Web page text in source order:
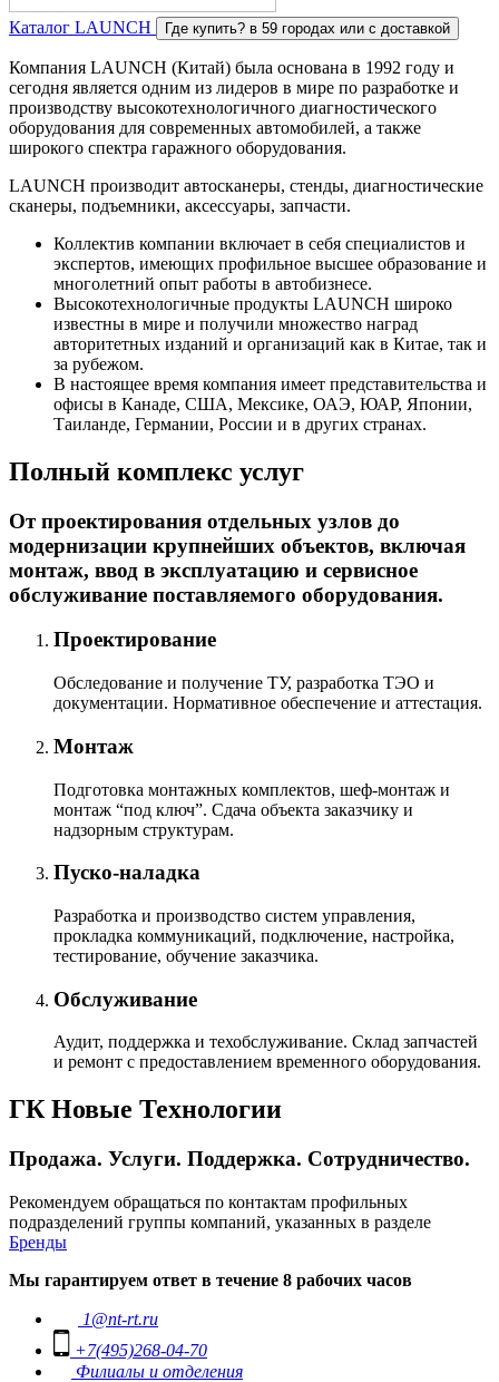
Каталог LAUNCH Где купить? в 59 городах или с доставкой
Компания LAUNCH (Китай) была основана в 1992 году и
сегодня является одним из лидеров в мире по разработке и
производству высокотехнологичного диагностического
оборудования для современных автомобилей, а также
широкого спектра гаражного оборудования.
LAUNCH производит автосканеры, стенды, диагностические
сканеры, подъемники, аксессуары, запчасти.
Коллектив компании включает в себя специалистов и
экспертов, имеющих профильное высшее образование и
многолетний опыт работы в автобизнесе.
Высокотехнологичные продукты LAUNCH широко
известны в мире и получили множество наград
авторитетных изданий и организаций как в Китае, так и
за рубежом.
В настоящее время компания имеет представительства и
офисы в Канаде, США, Мексике, ОАЭ, ЮАР, Японии,
Таиланде, Германии, России и в других странах.
Полный комплекс услуг
От проектирования отдельных узлов до
модернизации крупнейших объектов, включая
монтаж, ввод в эксплуатацию и сервисное
обслуживание поставляемого оборудования.
Проектирование
Обследование и получение ТУ, разработка ТЭО и
документации. Нормативное обеспечение и аттестация.
Монтаж
Подготовка монтажных комплектов, шеф-монтаж и
монтаж “под ключ”. Сдача объекта заказчику и
надзорным структурам.
Пуско-наладка
Разработка и производство систем управления,
прокладка коммуникаций, подключение, настройка,
тестирование, обучение заказчика.
Обслуживание
Аудит, поддержка и техобслуживание. Склад запчастей
и ремонт с предоставлением временного оборудования.
ГК Новые Технологии
Продажа. Услуги. Поддержка. Сотрудничество.
Рекомендуем обращаться по контактам профильных
подразделений группы компаний, указанных в разделе
Бренды
Мы гарантируем ответ в течение 8 рабочих часов
1@nt-rt.ru
+7(495)268-04-70
Филиалы и отделения